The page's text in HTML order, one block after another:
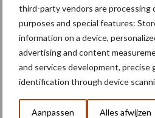
third-party vendors are processing
purposes and special features:
information on a device,
advertising and content
and services development, precise
identification through device
Aanpassen Alles afwijzen
Primaire
Recent nieuws
Toon